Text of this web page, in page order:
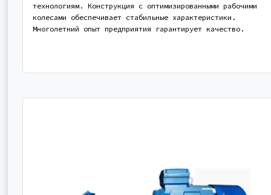
технологиям. Конструкция с оптимизированными рабочими
колесами обеспечивает стабильные характеристики.
Многолетний опыт предприятия гарантирует качество.